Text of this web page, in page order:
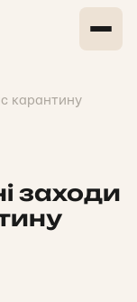
карантину
заходи